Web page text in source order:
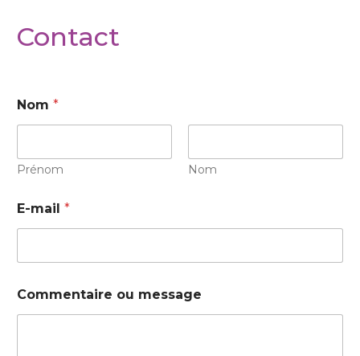
Contact
Nom *
Prénom Nom
E-mail *
Commentaire ou message